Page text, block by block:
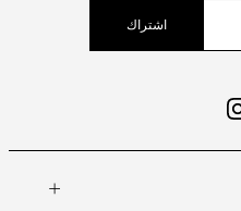
اشتراك